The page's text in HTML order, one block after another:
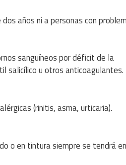
años ni a personas con
sanguíneos por déficit de la
salicílico u otros anticoagulantes.
(rinitis, asma, urticaria).
o en tintura siempre se tendrá